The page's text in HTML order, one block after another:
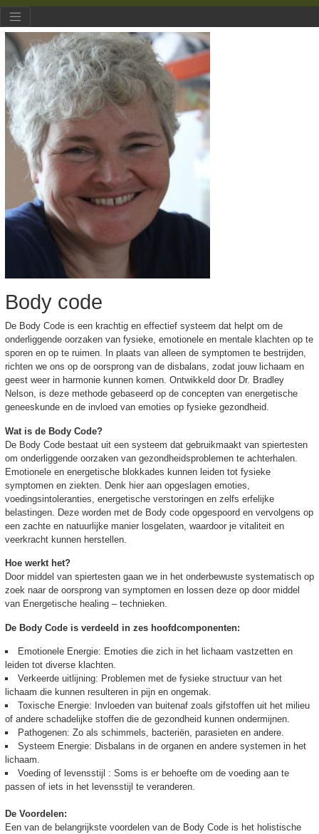
Body code
De Body Code is een krachtig en effectief systeem dat helpt om de
onderliggende oorzaken van fysieke, emotionele en mentale klachten op te
sporen en op te ruimen. In plaats van alleen de symptomen te bestrijden,
richten we ons op de oorsprong van de disbalans, zodat jouw lichaam en
geest weer in harmonie kunnen komen. Ontwikkeld door Dr. Bradley
Nelson, is deze methode gebaseerd op de concepten van energetische
geneeskunde en de invloed van emoties op fysieke gezondheid.
Wat is de Body Code?
De Body Code bestaat uit een systeem dat gebruikmaakt van spiertesten
om onderliggende oorzaken van gezondheidsproblemen te achterhalen.
Emotionele en energetische blokkades kunnen leiden tot fysieke
symptomen en ziekten. Denk hier aan opgeslagen emoties,
voedingsintoleranties, energetische verstoringen en zelfs erfelijke
belastingen. Deze worden met de Body code opgespoord en vervolgens op
een zachte en natuurlijke manier losgelaten, waardoor je vitaliteit en
veerkracht kunnen herstellen.
Hoe werkt het?
Door middel van spiertesten gaan we in het onderbewuste systematisch op
zoek naar de oorsprong van symptomen en lossen deze op door middel
van Energetische healing – technieken.
De Body Code is verdeeld in zes hoofdcomponenten:
Emotionele Energie: Emoties die zich in het lichaam vastzetten en
leiden tot diverse klachten.
Verkeerde uitlijning: Problemen met de fysieke structuur van het
lichaam die kunnen resulteren in pijn en ongemak.
Toxische Energie: Invloeden van buitenaf zoals gifstoffen uit het milieu
of andere schadelijke stoffen die de gezondheid kunnen ondermijnen.
Pathogenen: Zo als schimmels, bacteriën, parasieten en andere.
Systeem Energie: Disbalans in de organen en andere systemen in het
lichaam.
Voeding of levensstijl : Soms is er behoefte om de voeding aan te
passen of iets in het levensstijl te veranderen.
De Voordelen:
Een van de belangrijkste voordelen van de Body Code is het holistische